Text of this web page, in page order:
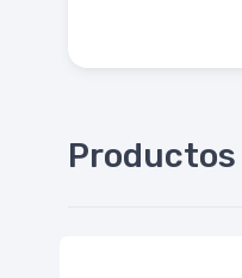
Productos